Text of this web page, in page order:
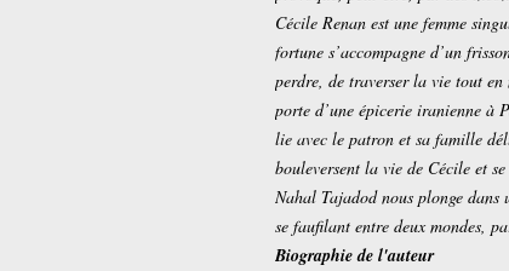
Cécile Renan est une femme
fortune s’accompagne d’un
perdre, de traverser la vie tout
porte d’une épicerie iranienne à
lie avec le patron et sa famille
bouleversent la vie de Cécile et
Nahal Tajadod nous plonge
se faufilant entre deux mondes,
Biographie de l'auteur